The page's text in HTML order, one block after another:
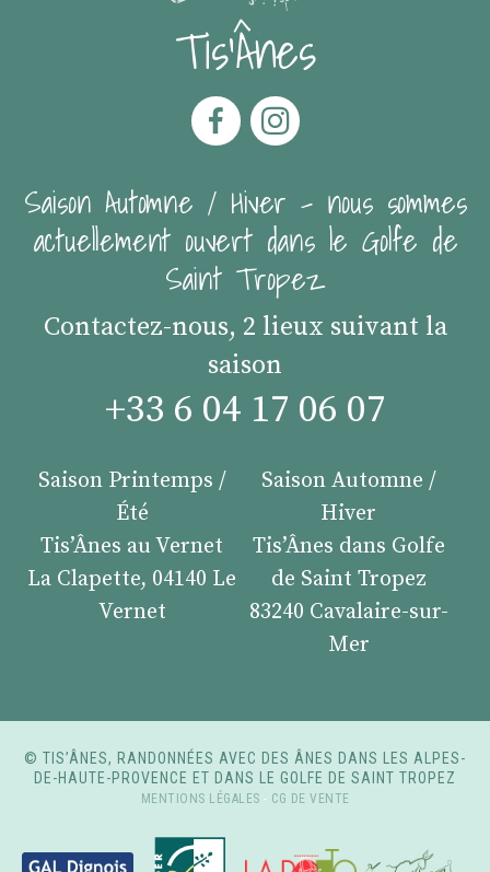
Tis'Ânes
Saison Automne / Hiver - nous sommes
actuellement ouvert dans le Golfe de
Saint Tropez
Contactez-nous, 2 lieux suivant la
saison
+33 6 04 17 06 07
Saison Printemps /
Été
Tis’Ânes au Vernet
La Clapette, 04140 Le
Vernet
Saison Automne /
Hiver
Tis’Ânes dans Golfe
de Saint Tropez
83240 Cavalaire-sur-
Mer
© TIS’ÂNES, RANDONNÉES AVEC DES ÂNES DANS LES ALPES-
DE-HAUTE-PROVENCE ET DANS LE GOLFE DE SAINT TROPEZ
MENTIONS LÉGALES - CG DE VENTE